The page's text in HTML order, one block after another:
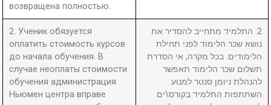
возвращена полностью.
2. Ученик обязуется
оплатить стоимость курсов
до начала обучения. В
случае неоплаты стоимости
обучения администрация
Ньюмен центра вправе
2. התלמיד מתחייב להסדיר את
נושא שכר הלימוד לפני תחילת
הלימודים. בכל מקרה, אי הסדרת
תשלום שכר הלימוד תאפשר
להנהלת ניומן סנטר למנוע
השתתפות התלמיד בקורס\ים